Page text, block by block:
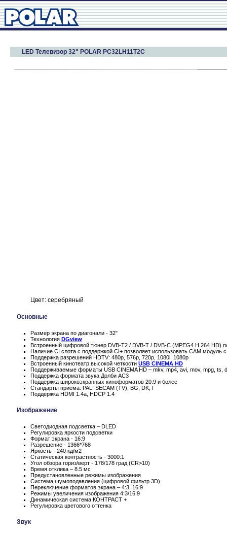
LED Телевизор 32" POLAR PC32LH11T2C
Цвет: серебряный
Основные
Размер экрана по диагонали - 32"
Технология DGview
Встроенный цифровой тюнер DVB-T2 / DVB-T / DVB-C (MPEG4 H.264 HD)
Наличие CI слота с поддержкой CI+ позволяет использовать CAM
Поддержка разрешений HDTV: 480p, 576p, 720p, 1080i, 1080p
Встроенный кинотеатр высокой четкости USB CINEMA HD
Поддерживаемые форматы USB CINEMA HD – mkv, mp4, avi, mov, mpg, ts,
Поддержка формата звука Долби AC3
Поддержка широкоэкранных киноформатов 20:9 и более
Стандарты приема: PAL, SECAM (TV), BG, DK, I
Поддержка HDMI 1.4a, HDCP 1.4
Изображение
Светодиодная подсветка – DLED
Регулировка яркости подсветки
Формат экрана - 16:9
Разрешение - 1366*768
Яркость - 240 кд/м2
Статическая контрастность - 3000:1
Угол обзора гориз/верт - 178/178 град (CR>10)
Время отклика – 8.5 мс
Предустановленные режимы изображения
Система шумоподавления (цифровой фильтр 3D)
Переключение форматов экрана – 4:3, 16:9
Режимы увеличения изображения 4:3/16:9
Динамическая система КОНТРАСТ +
Регулировка цветового оттенка
Звук